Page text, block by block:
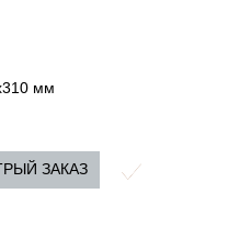
мм
ЗАКАЗ